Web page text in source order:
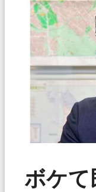
ボケて